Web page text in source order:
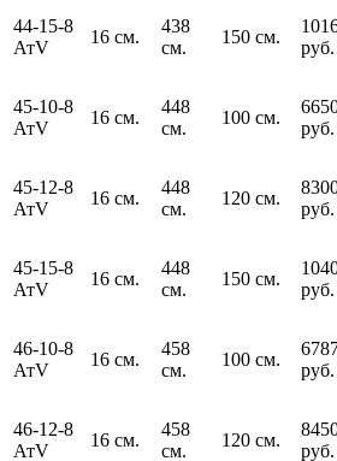
44-15-8
АтV
16 см.
438
см.
150 см.
руб.
45-10-8
АтV
16 см.
448
см.
100 см.
руб.
45-12-8
АтV
16 см.
448
см.
120 см.
руб.
45-15-8
АтV
16 см.
448
см.
150 см.
руб.
46-10-8
АтV
16 см.
458
см.
100 см.
руб.
46-12-8
АтV
16 см.
458
см.
120 см.
руб.